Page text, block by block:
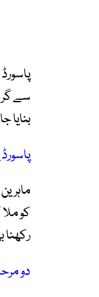
سے
بنایا
کو
رکھنا
دو